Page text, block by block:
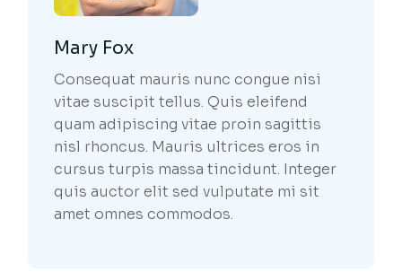
Mary Fox
Consequat mauris nunc congue nisi
vitae suscipit tellus. Quis eleifend
quam adipiscing vitae proin sagittis
nisl rhoncus. Mauris ultrices eros in
cursus turpis massa tincidunt. Integer
quis auctor elit sed vulputate mi sit
amet omnes commodos.